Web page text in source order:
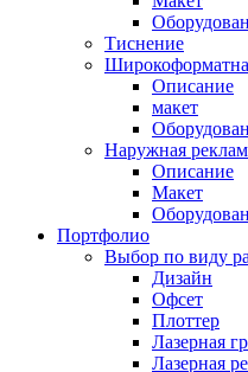
Тиснение
Описание
макет
Наружная
Описание
Макет
Портфолио
Выбор по виду
Дизайн
Офсет
Плоттер
Лазерная
Лазерная